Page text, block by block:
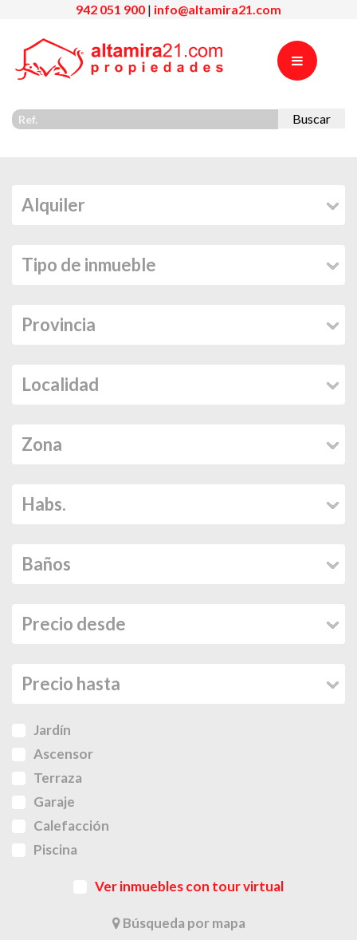
942 051 900 | info@altamira21.com
Buscar
Jardín
Ascensor
Terraza
Garaje
Calefacción
Piscina
Ver inmuebles con tour virtual
Búsqueda por mapa